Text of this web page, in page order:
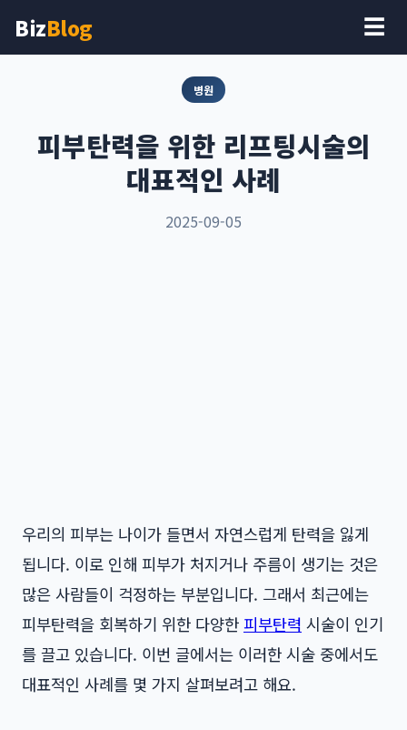
BizBlog ☰
병원
피부탄력을 위한 리프팅시술의
대표적인 사례
2025-09-05
우리의 피부는 나이가 들면서 자연스럽게 탄력을 잃게
됩니다. 이로 인해 피부가 처지거나 주름이 생기는 것은
많은 사람들이 걱정하는 부분입니다. 그래서 최근에는
피부탄력을 회복하기 위한 다양한 피부탄력 시술이 인기
를 끌고 있습니다. 이번 글에서는 이러한 시술 중에서도
대표적인 사례를 몇 가지 살펴보려고 해요.